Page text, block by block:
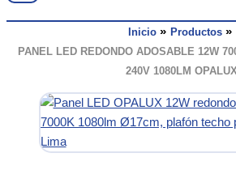
Inicio
Productos
PANEL LED REDONDO ADOSABLE 12W
240V 1080LM